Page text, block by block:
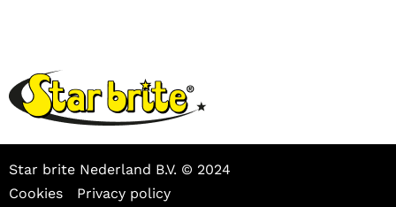
Star brite Nederland B.V. © 2024
Cookies
Privacy policy